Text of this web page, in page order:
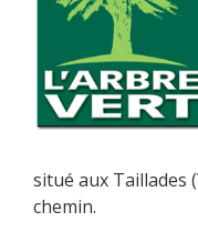
situé aux Taillades
chemin.